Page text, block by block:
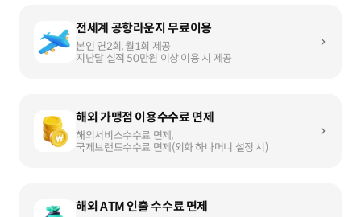
전세계 공항라운지 무료이용
본인 연2회, 월1회 제공
지난달 실적 50만원 이상 이용 시 제공
해외 가맹점 이용수수료 면제
해외서비스수수료 면제,
국제브랜드수수료 면제(외화 하나머니 설정 시)
해외 ATM 인출 수수료 면제